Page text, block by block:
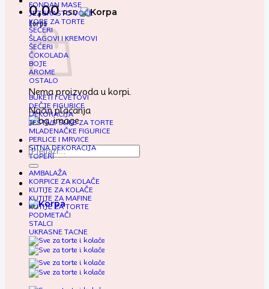
0,00RSD
Korpa
Nema proizvoda u korpi.
Način plaćanja
Pretraga
za:
FONDAN MASE
JEZGRASTO VOĆE
KORE ZA TORTE
ŠEĆERI
ŠLAGOVI I KREMOVI
ŠEĆERI
ČOKOLADA
BOJE
AROME
OSTALO
BUKETI I CVETOVI
DEČJE FIGURICE
DEKORACIJA
JESTIVE SLIKE ZA TORTE
MLADENAČKE FIGURICE
PERLICE I MRVICE
SITNA DEKORACIJA
TOPERI
AMBALAŽA
KORPICE ZA KOLAČE
KUTIJE ZA KOLAČE
KUTIJE ZA MAFINE
KUTIJE ZA TORTE
PODMETAČI
STALCI
UKRASNE TACNE